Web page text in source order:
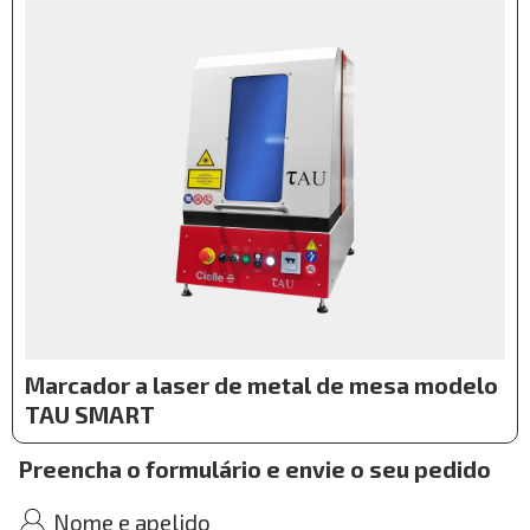
t representa uma solução versátil e
avançada para marcação a laser profunda,
combinando precisão, segurança e facilidade de
uso em um formato compacto.
Marcador a laser de metal de mesa modelo
TAU SMART
Preencha o formulário e envie o seu pedido
Nome e apelido